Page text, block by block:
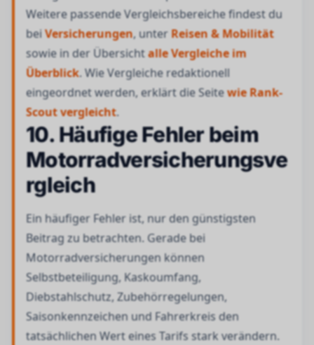
Weitere passende Vergleichsbereiche findest du
beiVersicherungen, unterReisen & Mobilität
sowie in der Übersichtalle Vergleiche im
Überblick. Wie Vergleiche redaktionell
eingeordnet werden, erklärt die Seitewie Rank-
Scout vergleicht.
10. Häufige Fehler beim
Motorradversicherungsve
rgleich
Ein häufiger Fehler ist, nur den günstigsten
Beitrag zu betrachten. Gerade bei
Motorradversicherungen können
Selbstbeteiligung, Kaskoumfang,
Diebstahlschutz, Zubehörregelungen,
Saisonkennzeichen und Fahrerkreis den
tatsächlichen Wert eines Tarifs stark verändern.